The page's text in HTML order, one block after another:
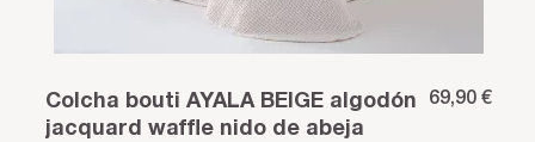
Colcha bouti AYALA BEIGE algodón
jacquard waffle nido de abeja
69,90 €